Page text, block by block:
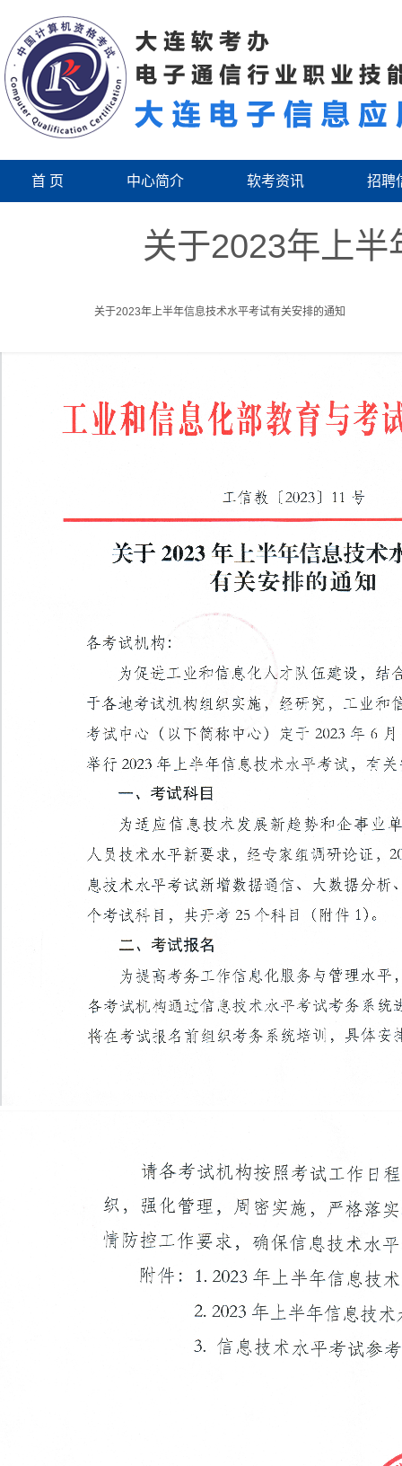
首 页 中心简介 软考资讯 招聘
关于2023年上
关于2023年上半年信息技术水平考试有关安排的通知